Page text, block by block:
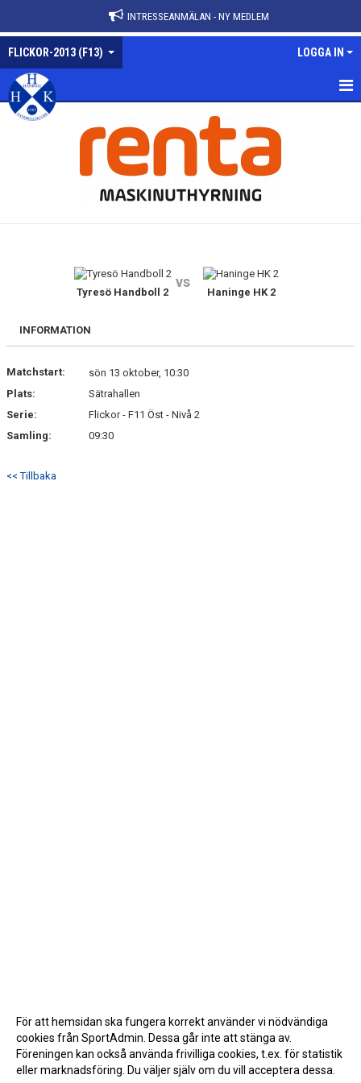
INTRESSEANMÄLAN - NY MEDLEM
FLICKOR-2013 (F13) LOGGA IN
FLICKOR-2013
DOKUMENT
Tyresö Handboll 2
vs
Haninge HK 2
INFORMATION
Matchstart:
sön 13 oktober, 10:30
Plats:
Sätrahallen
Serie:
Flickor - F11 Öst - Nivå 2
Samling:
09:30
<< Tillbaka
För att hemsidan ska fungera korrekt använder vi nödvändiga
cookies från SportAdmin. Dessa går inte att stänga av.
Föreningen kan också använda frivilliga cookies, t.ex. för statistik
eller marknadsföring. Du väljer själv om du vill acceptera dessa.